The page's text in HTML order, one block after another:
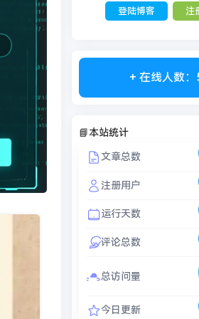
登陆博客 注
+ 在线人数：
📘本站统计
文章总数
注册用户
运行天数
评论总数
总访问量
今日更新